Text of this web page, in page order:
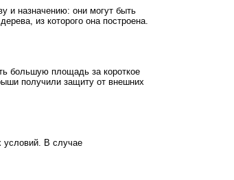
и назначению: они могут быть
из которого она построена.
большую площадь за короткое
получили защиту от внешних
условий. В случае